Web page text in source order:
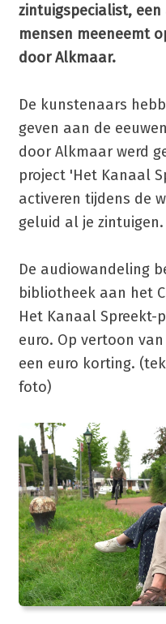
zintuigspecialist,
mensen meeneemt
door Alkmaar.
De kunstenaars
geven aan de
door Alkmaar werd
project 'Het Kanaal
activeren tijdens de
geluid al je zintuigen.
De audiowandeling
bibliotheek aan het
Het Kanaal Spreekt-
euro. Op vertoon
een euro korting.
foto)